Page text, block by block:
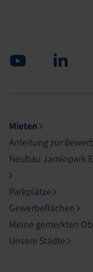
Mieten
Anleitung zur
Neubau Jaminpark
Parkplätze
Gewerbeflächen
Meine gemerkten
Unsere Städte